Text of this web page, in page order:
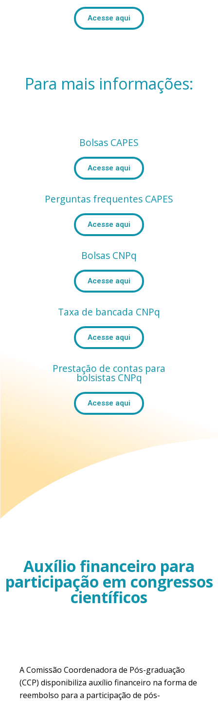
Acesse aqui
Para mais informações:
Bolsas CAPES
Acesse aqui
Perguntas frequentes CAPES
Acesse aqui
Bolsas CNPq
Acesse aqui
Taxa de bancada CNPq
Acesse aqui
Prestação de contas para
bolsistas CNPq
Acesse aqui
Auxílio financeiro para
participação em congressos
científicos
A Comissão Coordenadora de Pós-graduação
(CCP) disponibiliza auxílio financeiro na forma de
reembolso para a participação de pós-